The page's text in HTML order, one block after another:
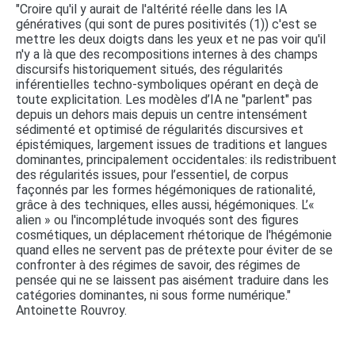
"Croire qu'il y aurait de l'altérité réelle dans les IA
génératives (qui sont de pures positivités (1)) c'est se
mettre les deux doigts dans les yeux et ne pas voir qu'il
n'y a là que des recompositions internes à des champs
discursifs historiquement situés, des régularités
inférentielles techno-symboliques opérant en deçà de
toute explicitation. Les modèles d’IA ne "parlent" pas
depuis un dehors mais depuis un centre intensément
sédimenté et optimisé de régularités discursives et
épistémiques, largement issues de traditions et langues
dominantes, principalement occidentales: ils redistribuent
des régularités issues, pour l’essentiel, de corpus
façonnés par les formes hégémoniques de rationalité,
grâce à des techniques, elles aussi, hégémoniques. L’«
alien » ou l'incomplétude invoqués sont des figures
cosmétiques, un déplacement rhétorique de l'hégémonie
quand elles ne servent pas de prétexte pour éviter de se
confronter à des régimes de savoir, des régimes de
pensée qui ne se laissent pas aisément traduire dans les
catégories dominantes, ni sous forme numérique."
Antoinette Rouvroy.